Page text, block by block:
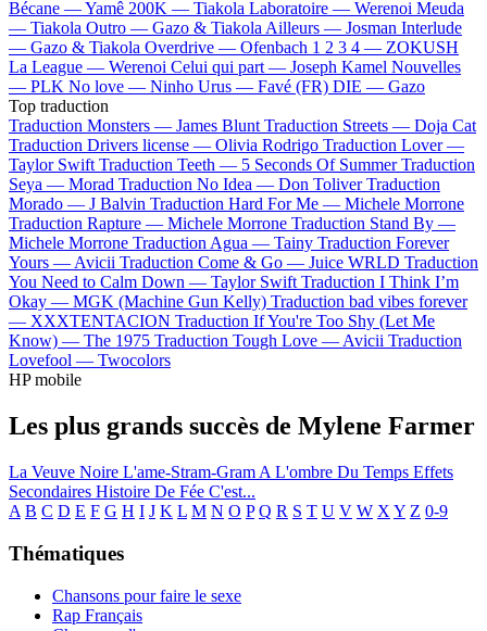
Bécane —Yamê 200K — Tiakola Laboratoire — Werenoi Meuda
— Tiakola Outro — Gazo & TiakolaAilleurs — Josman Interlude
— Gazo & Tiakola Overdrive — Ofenbach 1 2 3 4 — ZOKUSH
La League — Werenoi Celui qui part — Joseph Kamel Nouvelles
— PLK No love — Ninho Urus — Favé (FR) DIE — Gazo
Top traduction
Traduction Monsters — James Blunt Traduction Streets — Doja Cat
Traduction Drivers license — Olivia Rodrigo Traduction Lover —
Taylor Swift Traduction Teeth — 5 Seconds Of Summer Traduction
Seya — Morad Traduction No Idea — Don Toliver Traduction
Morado — J Balvin Traduction Hard For Me — Michele Morrone
Traduction Rapture — Michele Morrone Traduction Stand By —
Michele Morrone Traduction Agua — Tainy Traduction Forever
Yours —Avicii Traduction Come & Go — Juice WRLD Traduction
You Need to Calm Down — Taylor Swift Traduction I Think I’m
Okay — MGK (Machine Gun Kelly) Traduction bad vibes forever
— XXXTENTACION Traduction If You're Too Shy (Let Me
Know) — The 1975 Traduction Tough Love —Avicii Traduction
Lovefool — Twocolors
HP mobile
Les plus grands succès de Mylene Farmer
La Veuve Noire L'ame-Stram-Gram A L'ombre Du Temps Effets
Secondaires Histoire De Fée C'est...
A B C D E F G H I J K L M N O P Q R S T U V W X Y Z 0-9
Thématiques
Chansons pour faire le sexe
Rap Français